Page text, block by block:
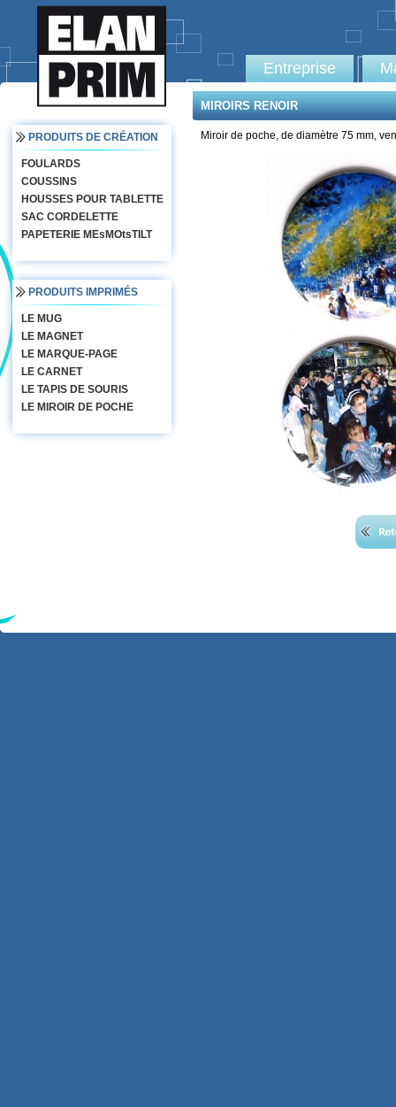
Entreprise
PRODUITS DE CRÉATION
FOULARDS
COUSSINS
HOUSSES POUR TABLETTE
SAC CORDELETTE
PAPETERIE MEsMOtsTILT
PRODUITS IMPRIMÉS
LE MUG
LE MAGNET
LE MARQUE-PAGE
LE CARNET
LE TAPIS DE SOURIS
LE MIROIR DE POCHE
MIROIRS RENOIR
Miroir de poche, de diamètre 75 mm,